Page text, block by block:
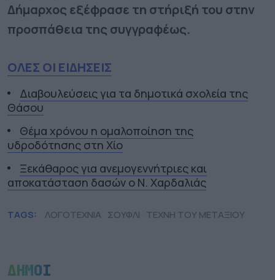
Δήμαρχος εξέφρασε τη στήριξή του στην
προσπάθεια της συγγραφέως.
ΟΛΕΣ ΟΙ ΕΙΔΗΣΕΙΣ
Διαβουλεύσεις για τα δημοτικά σχολεία της
Θάσου
Θέμα χρόνου η ομαλοποίηση της
υδροδότησης στη Χίο
Ξεκάθαρος για ανεμογεννήτριες και
αποκατάσταση δασών ο Ν. Χαρδαλιάς
TAGS: ΛΟΓΟΤΕΧΝΙΑ ΣΟΥΦΛΙ ΤΕΧΝΗ ΤΟΥ ΜΕΤΑΞΙΟΥ
ΔΗΜΟΙ